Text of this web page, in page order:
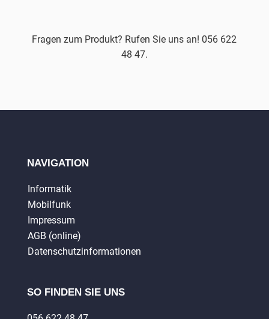
Fragen zum Produkt? Rufen Sie uns an! 056 622
48 47.
NAVIGATION
Informatik
Mobilfunk
Impressum
AGB (online)
Datenschutzinformationen
SO FINDEN SIE UNS